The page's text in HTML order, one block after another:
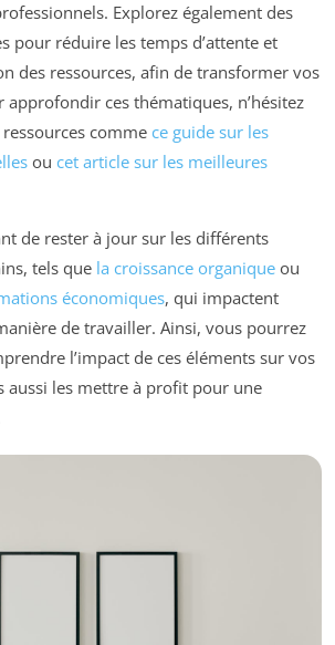
Explorez également des
pour réduire les temps d’attente et
des ressources, afin de transformer vos
approfondir ces thématiques, n’hésitez
comme ce guide sur les
ou cet article sur les meilleures
de rester à jour sur les différents
tels que la croissance organique ou
économiques, qui impactent
de travailler. Ainsi, vous pourrez
l’impact de ces éléments sur vos
aussi les mettre à profit pour une